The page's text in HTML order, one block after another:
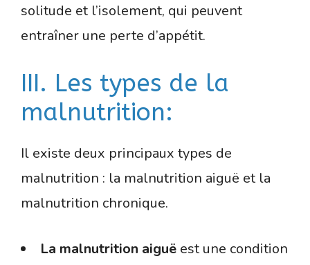
solitude et l’isolement, qui peuvent
entraîner une perte d’appétit.
III. Les types de la
malnutrition:
Il existe deux principaux types de
malnutrition : la malnutrition aiguë et la
malnutrition chronique.
La malnutrition aiguë est une condition